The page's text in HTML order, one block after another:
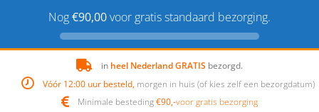
Nog€90,00voor gratis standaard bezorging.
content
in heel Nederland GRATIS bezorgd.
Vóór 12:00 uur besteld, morgen in huis (of kies zelf een bezorgdatum)
Minimale besteding€90,-voor gratis bezorging